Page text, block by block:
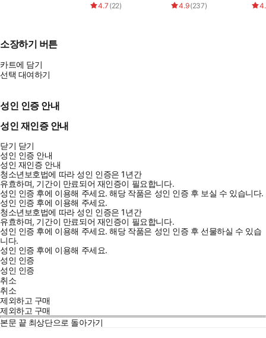
4.7 (22) 4.9(237)
소장하기 버튼
카트에 담기
선택 대여하기
성인 인증 안내
성인 재인증 안내
닫기 닫기
성인 인증 안내
성인 재인증 안내
청소년보호법에 따라 성인 인증은 1년간
유효하며, 기간이 만료되어 재인증이 필요합니다.
성인 인증 후에 이용해 주세요.해당 작품은 성인 인증 후 보실 수 있습니다.
성인 인증 후에 이용해 주세요.
청소년보호법에 따라 성인 인증은 1년간
유효하며, 기간이 만료되어 재인증이 필요합니다.
성인 인증 후에 이용해 주세요.해당 작품은 성인 인증 후 선물하실 수 있습
니다.
성인 인증 후에 이용해 주세요.
성인 인증
성인 인증
취소
취소
제외하고 구매
제외하고 구매
본문 끝 최상단으로 돌아가기